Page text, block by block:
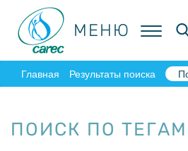
МЕНЮ
МЕНЮ
Главная Результаты поиска
ПОИСК ПО ТЕГАМ